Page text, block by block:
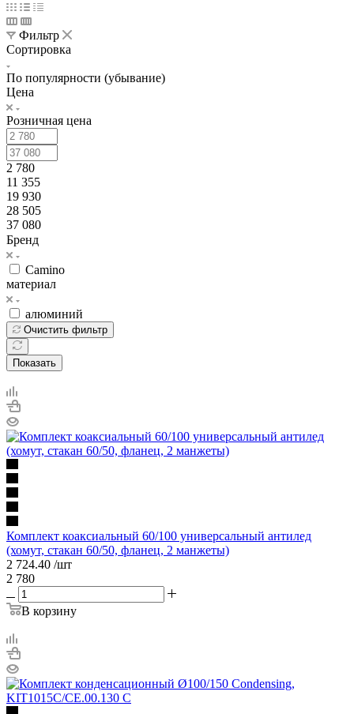
Фильтр
Сортировка
По популярности (убывание)
Цена
Розничная цена
2 780
11 355
19 930
28 505
37 080
Бренд
Camino
материал
алюминий
Очистить фильтр
Показать
Комплект коаксиальный 60/100 универсальный антилед
(хомут, стакан 60/50, фланец, 2 манжеты)
2 724.40 /шт
2 780
В корзину